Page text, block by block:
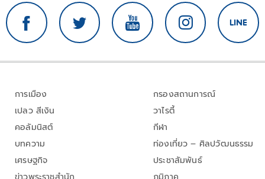
การเมือง
เปลว สีเงิน
คอลัมนิสต์
บทความ
เศรษฐกิจ
กรองสถานการณ์
วาไรตี้
กีฬา
ท่องเที่ยว – ศิลปวัฒนธรรม
ประชาสัมพันธ์